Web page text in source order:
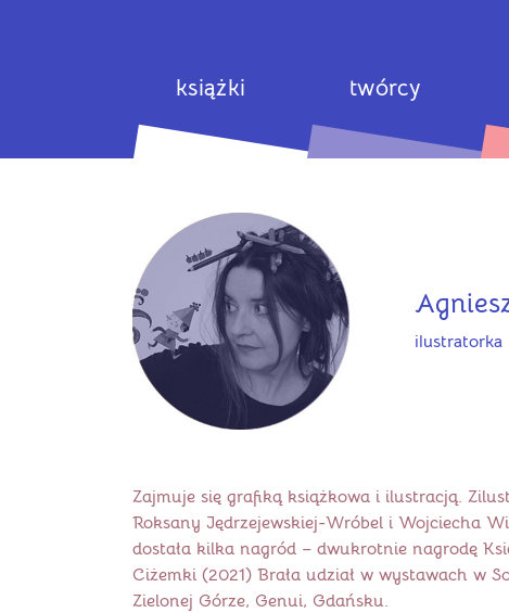
książki twórcy
ilustratorka
Zajmuje się grafiką książkowa i ilustracją.
Roksany Jędrzejewskiej-Wróbel i Wojciecha
dostała kilka nagród – dwukrotnie nagrodę
Ciżemki (2021) Brała udział w wystawach w
Zielonej Górze, Genui, Gdańsku.